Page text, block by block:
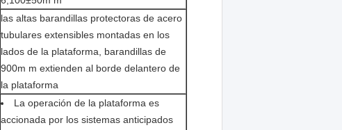
las altas barandillas protectoras de acero
tubulares extensibles montadas en los
lados de la plataforma, barandillas de
900m m extienden al borde delantero de
la plataforma
La operación de la plataforma es
accionada por los sistemas anticipados